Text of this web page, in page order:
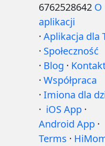
6762528642 O
aplikacji
· Aplikacja dla
· Społeczność
· Blog ·
· Współpraca
· Imiona dla
· iOS App ·
Android App ·
Terms ·